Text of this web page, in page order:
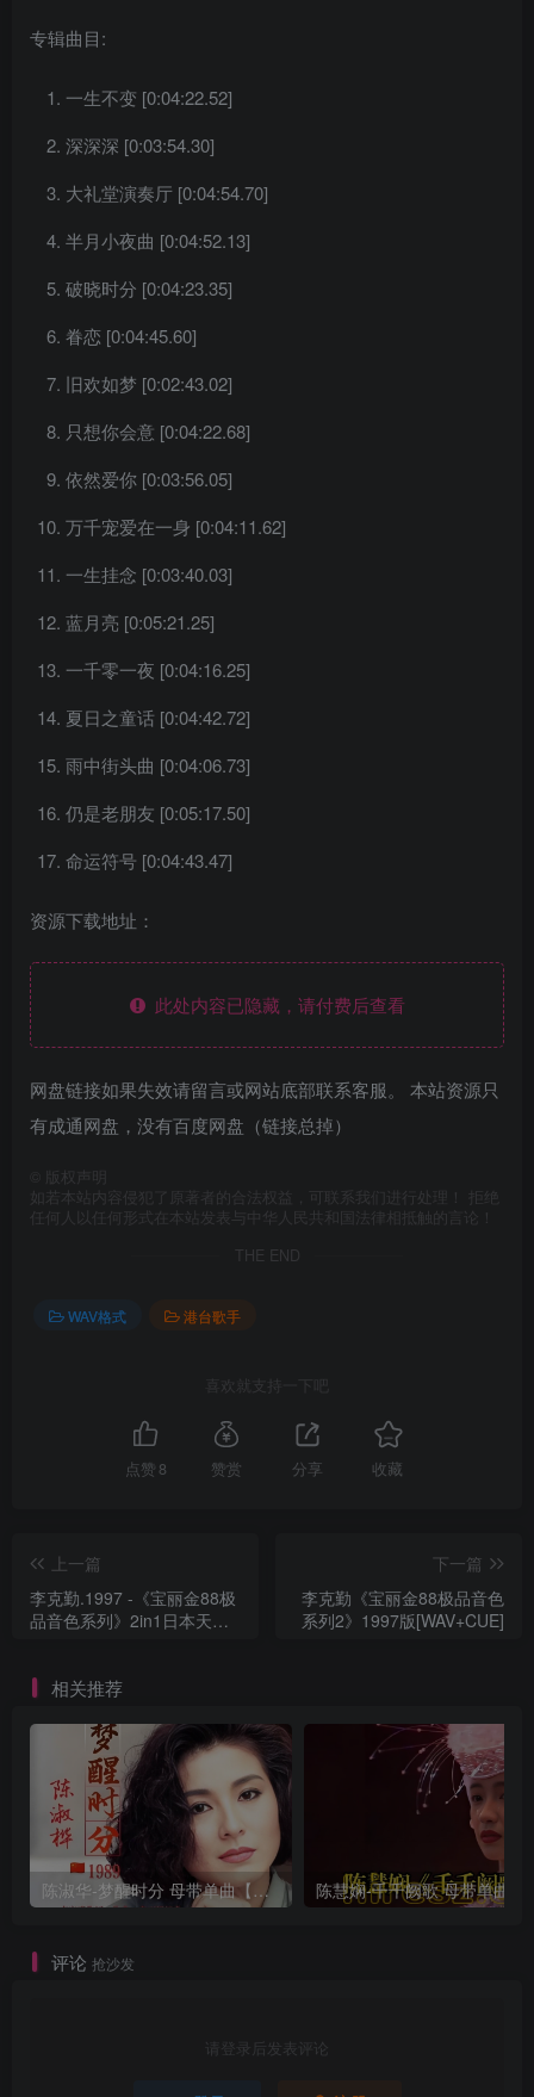
专辑曲目:
一生不变 [0:04:22.52]
深深深 [0:03:54.30]
大礼堂演奏厅 [0:04:54.70]
半月小夜曲 [0:04:52.13]
破晓时分 [0:04:23.35]
眷恋 [0:04:45.60]
旧欢如梦 [0:02:43.02]
只想你会意 [0:04:22.68]
依然爱你 [0:03:56.05]
万千宠爱在一身 [0:04:11.62]
一生挂念 [0:03:40.03]
蓝月亮 [0:05:21.25]
一千零一夜 [0:04:16.25]
夏日之童话 [0:04:42.72]
雨中街头曲 [0:04:06.73]
仍是老朋友 [0:05:17.50]
命运符号 [0:04:43.47]
资源下载地址：
此处内容已隐藏，请付费后查看
网盘链接如果失效请留言或网站底部联系客服。 本站资源只
有成通网盘，没有百度网盘（链接总掉）
版权声明
如若本站内容侵犯了原著者的合法权益，可联系我们进行处理！ 拒绝
任何人以任何形式在本站发表与中华人民共和国法律相抵触的言论！
THE END
WAV格式 港台歌手
喜欢就支持一下吧
点赞 8 赞赏 分享 收藏
上一篇
李克勤.1997 -《宝丽金88极
品音色系列》2in1日本天龙
下一篇
李克勤《宝丽金88极品音色
系列2》1997版[WAV+CUE]
相关推荐
陈淑华-梦醒时分 母带单曲【试听】
评论 抢沙发
请登录后发表评论